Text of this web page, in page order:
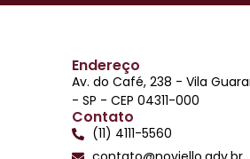
Endereço
Av. do Café, 238 - Vila
- SP - CEP 04311-000
Contato
(11) 4111-5560